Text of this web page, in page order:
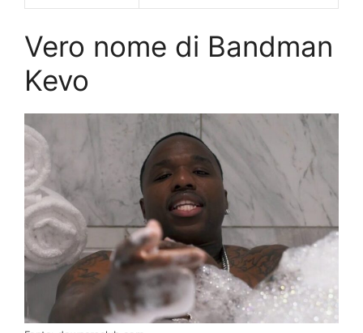
Vero nome di Bandman
Kevo